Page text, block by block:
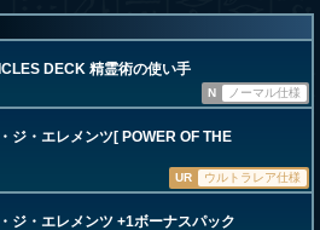
DECK 精霊術の使い手
N
ノーマル仕様
ジ・エレメンツ[ POWER OF THE
UR
ウルトラレア仕様
ジ・エレメンツ +1ボーナスパック